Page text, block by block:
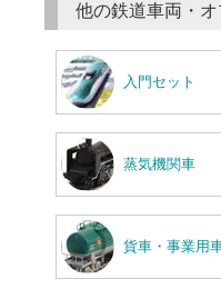
他の鉄道車両・
入門セット
蒸気機関車
貨車・事業用